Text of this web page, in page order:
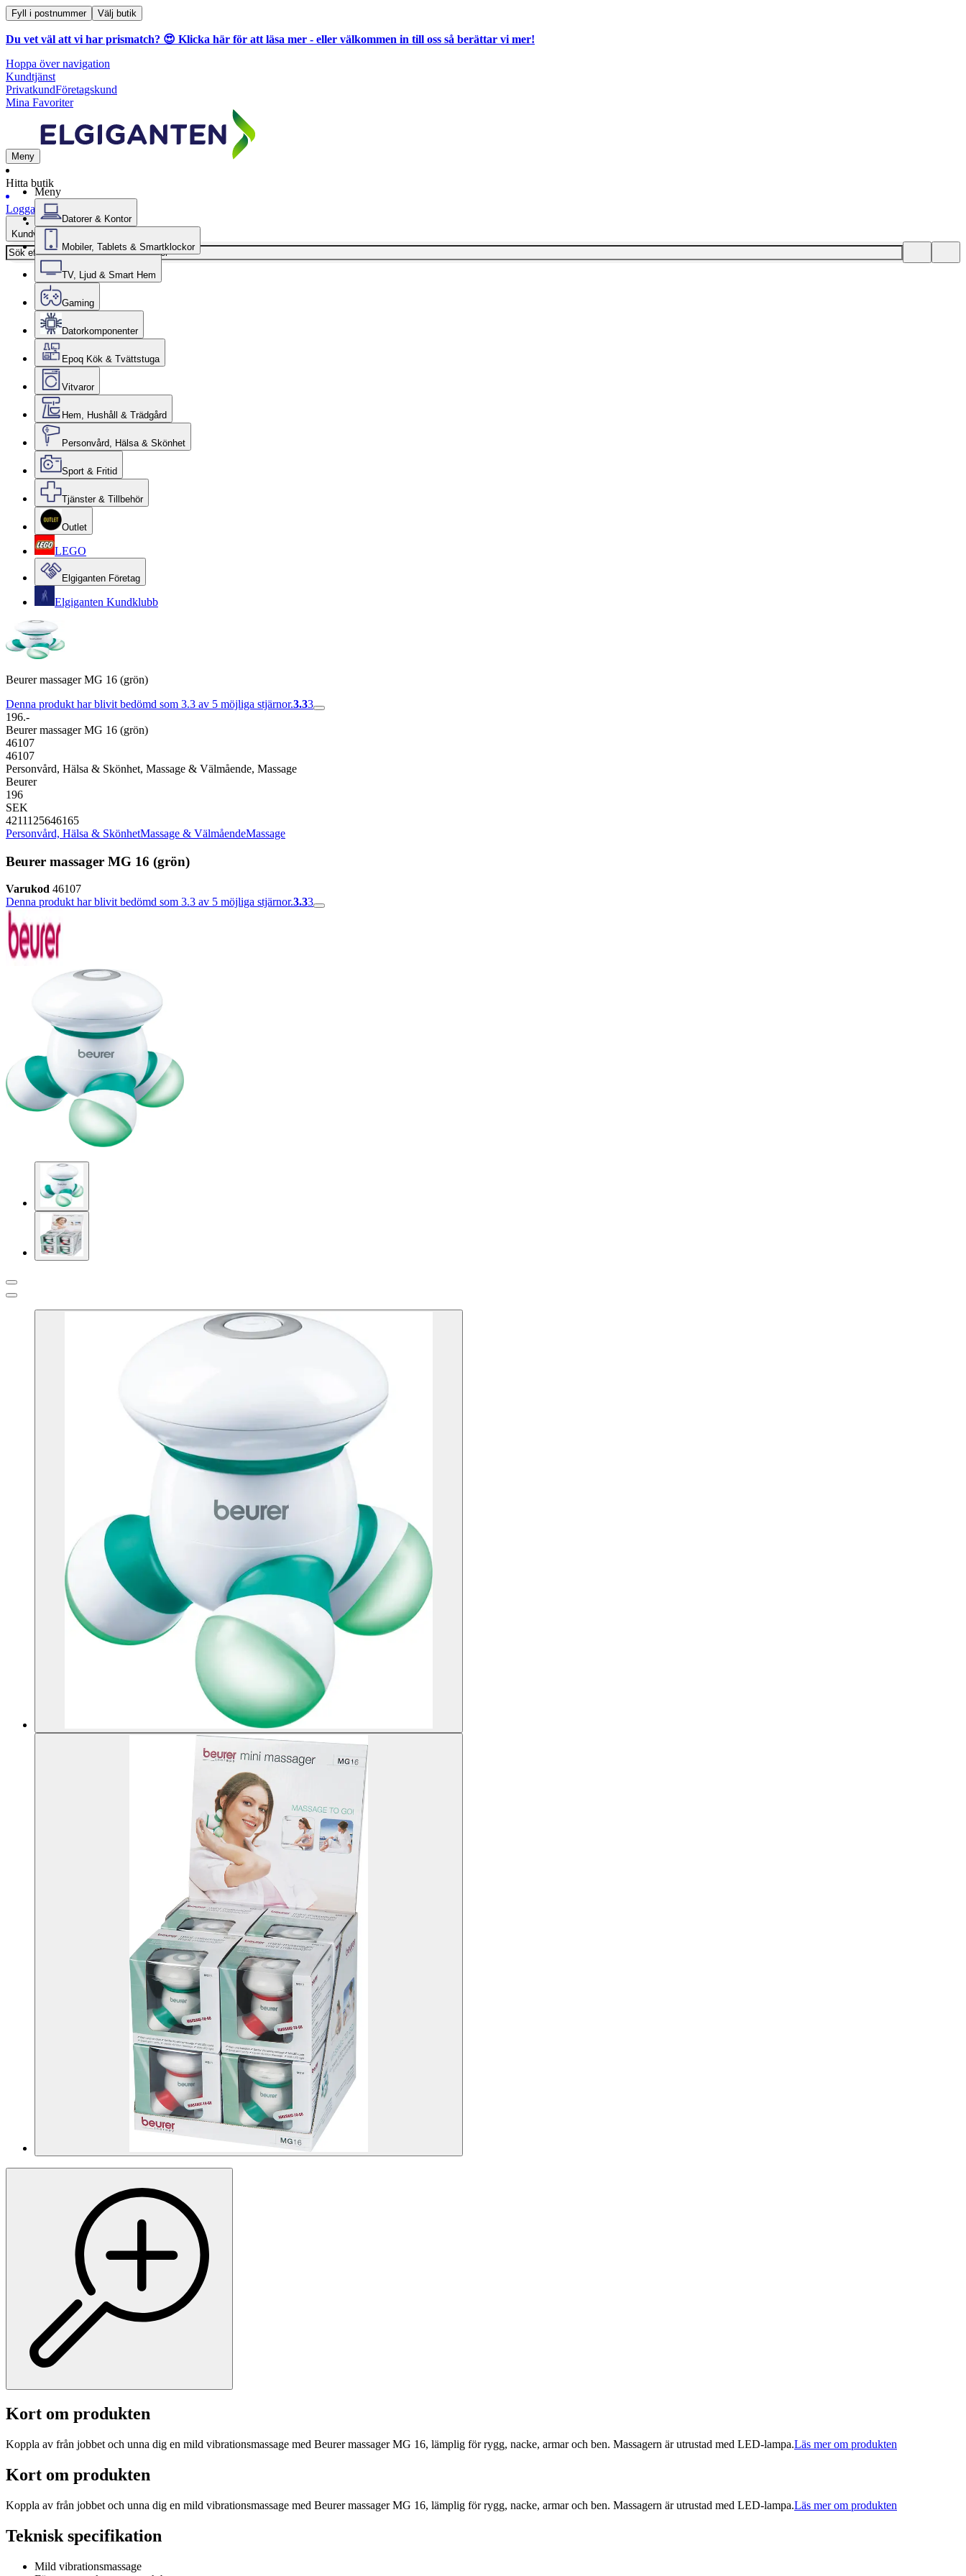
Fyll i postnummer Välj butik
Du vet väl att vi har prismatch? 😍 Klicka här för att läsa mer - eller välkommen in till oss så berättar vi mer!
Hoppa över navigation
Kundtjänst
PrivatkundFöretagskund
Mina Favoriter
Meny
Hitta butik
Logga in
Kundvagn
Meny
Datorer & Kontor
Mobiler, Tablets & Smartklockor
TV, Ljud & Smart Hem
Gaming
Datorkomponenter
Epoq Kök & Tvättstuga
Vitvaror
Hem, Hushåll & Trädgård
Personvård, Hälsa & Skönhet
Sport & Fritid
Tjänster & Tillbehör
Outlet
LEGO
Elgiganten Företag
Elgiganten Kundklubb
Beurer massager MG 16 (grön)
Denna produkt har blivit bedömd som 3.3 av 5 möjliga stjärnor.3.33
196.-
Beurer massager MG 16 (grön)
46107
46107
Personvård, Hälsa & Skönhet, Massage & Välmående, Massage
Beurer
196
SEK
4211125646165
Personvård, Hälsa & SkönhetMassage & VälmåendeMassage
Beurer massager MG 16 (grön)
Varukod 46107
Denna produkt har blivit bedömd som 3.3 av 5 möjliga stjärnor.3.33
Kort om produkten
Koppla av från jobbet och unna dig en mild vibrationsmassage med Beurer massager MG 16, lämplig för rygg, nacke, armar och ben. Massagern är utrustad med LED-lampa.Läs mer om produkten
Kort om produkten
Koppla av från jobbet och unna dig en mild vibrationsmassage med Beurer massager MG 16, lämplig för rygg, nacke, armar och ben. Massagern är utrustad med LED-lampa.Läs mer om produkten
Teknisk specifikation
Mild vibrationsmassage